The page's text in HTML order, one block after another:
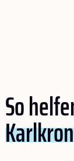
So